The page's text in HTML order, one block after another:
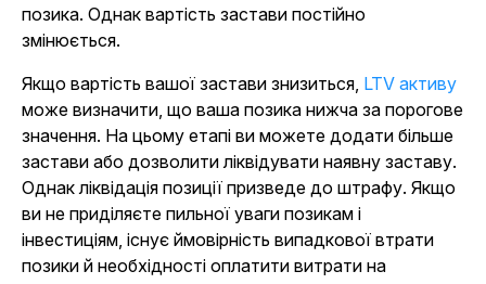
позика. Однак вартість застави постійно
змінюється.
Якщо вартість вашої застави знизиться, LTV активу
може визначити, що ваша позика нижча за порогове
значення. На цьому етапі ви можете додати більше
застави або дозволити ліквідувати наявну заставу.
Однак ліквідація позиції призведе до штрафу. Якщо
ви не приділяєте пильної уваги позикам і
інвестиціям, існує ймовірність випадкової втрати
позики й необхідності оплатити витрати на